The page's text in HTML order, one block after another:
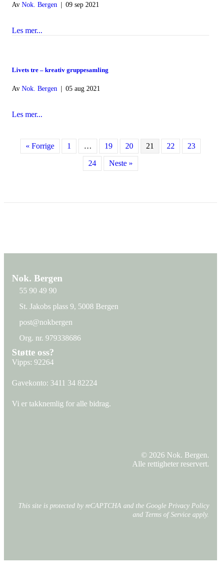
Av Nok. Bergen | 09 sep 2021
Les mer...
Livets tre – kreativ gruppesamling
Av Nok. Bergen 05 aug 2021
Les mer...
« Forrige 1 … 19 20 21 22 23
24 Neste »
Nok. Bergen
55 90 49 90
St. Jakobs plass 9, 5008 Bergen
St. Jakobs plass 9, 5008 Bergen
post@nokbergen
post@nokbergen
Org. nr. 979338686
Org. nr. 979338686
Støtte oss?
Vipps: 92264
Gavekonto: 3411 34 82224
Vi er takknemlig for alle bidrag.
© 2026 Nok. Bergen.
Alle rettigheter reservert.
This site is protected by reCAPTCHA and the Google Privacy Policy
and Terms of Service apply.